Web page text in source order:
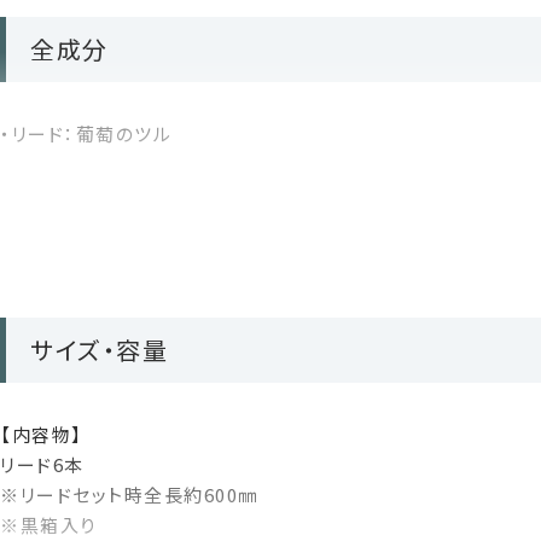
▶こんな方にお勧め
葡萄のツル（リード）をガラスベースに差し込み、ルームフレグラ
定期的にボトルを軽く振っていただくと、香りがより広がりやすく
＜使用期間＞
全成分
・リード：葡萄のツル
サイズ・容量
【内容物】
リード6本
※リードセット時全長約600㎜
※黒箱入り